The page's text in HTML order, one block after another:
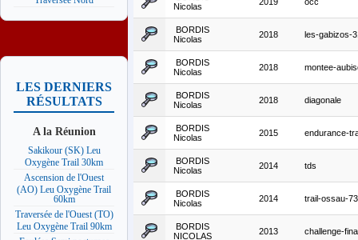
LES DERNIERS
RÉSULTATS
A la Réunion
Sakikour (SK) Leu
Oxygène Trail 30km
Ascension de l'Ouest
(AO) Leu Oxygène Trail
60km
Traversée de l'Ouest (TO)
Leu Oxygène Trail 90km
Nicolas
BORDIS
Nicolas
2018 les-gabizos-
BORDIS
Nicolas
2018 montee-
BORDIS
Nicolas
2018 diagonale
BORDIS
Nicolas
2015 endurance-
BORDIS
Nicolas
2014 tds
BORDIS
Nicolas
2014 trail-ossau-
BORDIS
NICOLAS
2013 challenge-